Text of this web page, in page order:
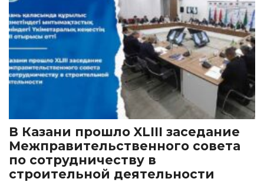
В Казани прошло XLIII заседание
Межправительственного совета
по сотрудничеству в
строительной деятельности